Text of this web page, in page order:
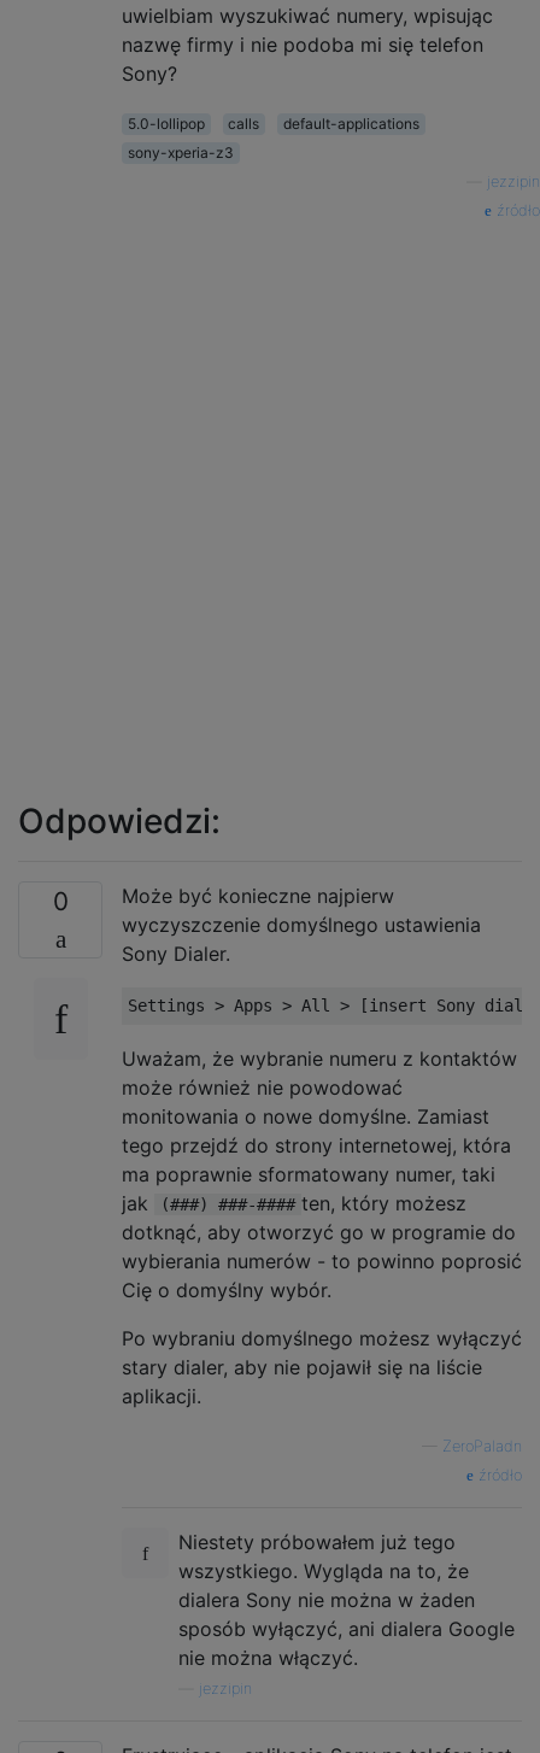
uwielbiam wyszukiwać numery, wpisując
nazwę firmy i nie podoba mi się telefon
Sony?
5.0-lollipop calls
default-applications
sony-xperia-z3
jezzipin
źródło
Odpowiedzi:
0
Może być konieczne najpierw
wyczyszczenie domyślnego ustawienia
Sony Dialer.
Uważam, że wybranie numeru z kontaktów
może również nie powodować
monitowania o nowe domyślne. Zamiast
tego przejdź do strony internetowej, która
ma poprawnie sformatowany numer, taki
jak
(###) ###-#### ten, który możesz
dotknąć, aby otworzyć go w programie do
wybierania numerów - to powinno poprosić
Cię o domyślny wybór.
Po wybraniu domyślnego możesz wyłączyć
stary dialer, aby nie pojawił się na liście
aplikacji.
ZeroPaladn
źródło
Niestety próbowałem już tego
wszystkiego. Wygląda na to, że
dialera Sony nie można w żaden
sposób wyłączyć, ani dialera Google
nie można włączyć.
jezzipin